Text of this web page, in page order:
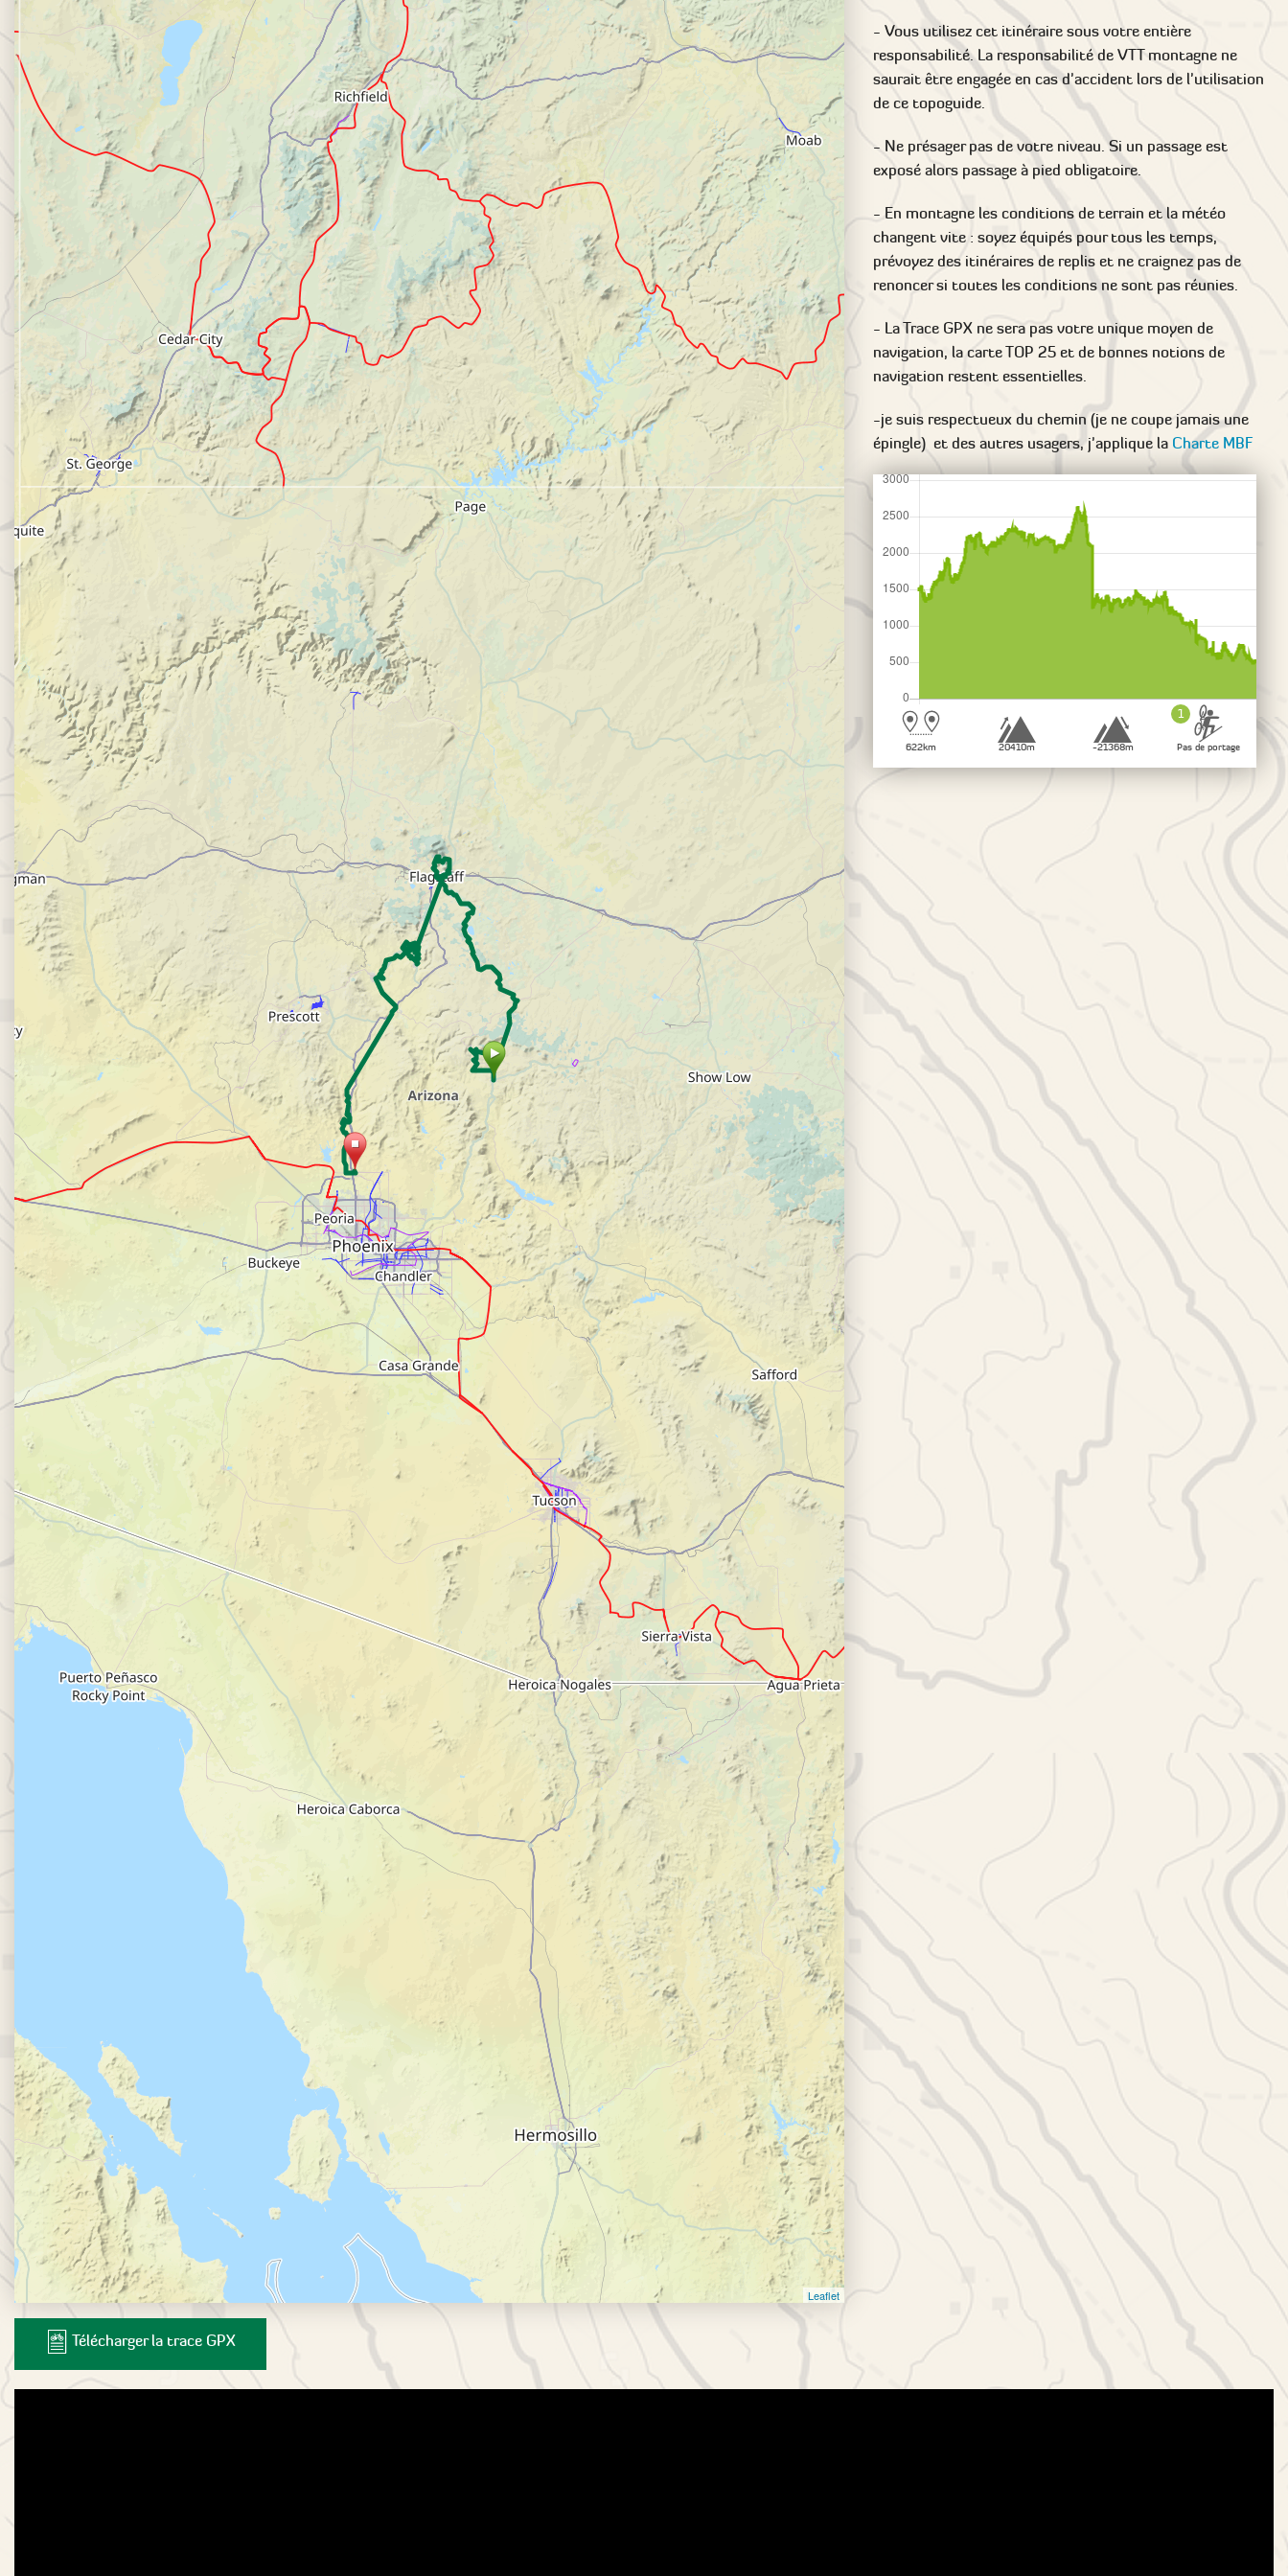
- Vous utilisez cet itinéraire sous votre entière
responsabilité. La responsabilité de VTT montagne ne
saurait être engagée en cas d'accident lors de l'utilisation
de ce topoguide.
- Ne présager pas de votre niveau. Si un passage est
exposé alors passage à pied obligatoire.
- En montagne les conditions de terrain et la météo
changent vite : soyez équipés pour tous les temps,
prévoyez des itinéraires de replis et ne craignez pas de
renoncer si toutes les conditions ne sont pas réunies.
- La Trace GPX ne sera pas votre unique moyen de
navigation, la carte TOP 25 et de bonnes notions de
navigation restent essentielles.
-je suis respectueux du chemin (je ne coupe jamais une
épingle) et des autres usagers, j'applique la Charte MBF
622km 20410m -21368m
1
Pas de portage
Leaflet
Télécharger la trace GPX